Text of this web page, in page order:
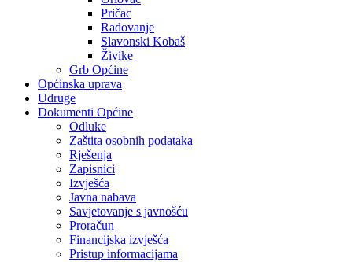
Pričac
Radovanje
Slavonski Kobaš
Živike
Grb Općine
Općinska uprava
Udruge
Dokumenti Općine
Odluke
Zaštita osobnih podataka
Rješenja
Zapisnici
Izvješća
Javna nabava
Savjetovanje s javnošću
Proračun
Financijska izvješća
Pristup informacijama